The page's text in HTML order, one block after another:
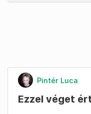
Pintér Luca
Ezzel véget